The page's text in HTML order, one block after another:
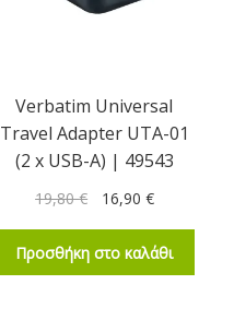
Verbatim Universal
Travel Adapter UTA-01
(2 x USB-A) | 49543
19,80€ 16,90 €
Προσθήκη στο καλάθι